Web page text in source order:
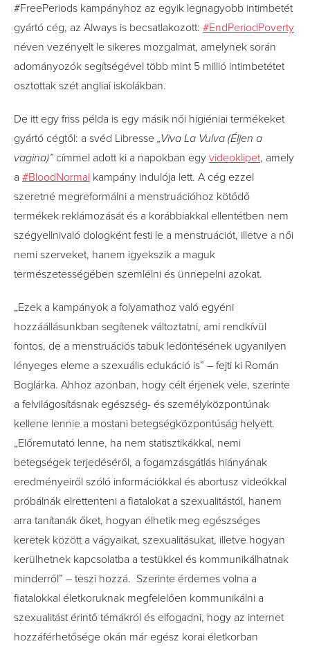
#FreePeriods kampányhoz az egyik legnagyobb intimbetét
gyártó cég, az Always is becsatlakozott: #EndPeriodPoverty
néven vezényelt le sikeres mozgalmat, amelynek során
adományozók segítségével több mint 5 millió intimbetétet
osztottak szét angliai iskolákban.
De itt egy friss példa is egy másik női higiéniai termékeket
gyártó cégtől: a svéd Libresse „Viva La Vulva (Éljen a
vagina)” címmel adott ki a napokban egy videoklipet, amely
a #BloodNormal kampány indulója lett. A cég ezzel
szeretné megreformálni a menstruációhoz kötődő
termékek reklámozását és a korábbiakkal ellentétben nem
szégyellnivaló dologként festi le a menstruációt, illetve a női
nemi szerveket, hanem igyekszik a maguk
természetességében szemlélni és ünnepelni azokat.
„Ezek a kampányok a folyamathoz való egyéni
hozzáállásunkban segítenek változtatni, ami rendkívül
fontos, de a menstruációs tabuk ledöntésének ugyanilyen
lényeges eleme a szexuális edukáció is” – fejti ki Román
Boglárka. Ahhoz azonban, hogy célt érjenek vele, szerinte
a felvilágosításnak egészség- és személyközpontúnak
kellene lennie a mostani betegségközpontúság helyett.
„Előremutató lenne, ha nem statisztikákkal, nemi
betegségek terjedéséről, a fogamzásgátlás hiányának
eredményeiről szóló információkkal és abortusz videókkal
próbálnák elrettenteni a fiatalokat a szexualitástól, hanem
arra tanítanák őket, hogyan élhetik meg egészséges
keretek között a vágyaikat, szexualitásukat, illetve hogyan
kerülhetnek kapcsolatba a testükkel és kommunikálhatnak
minderről” – teszi hozzá. Szerinte érdemes volna a
fiatalokkal életkoruknak megfelelően kommunikálni a
szexualitást érintő témákról és elfogadni, hogy az internet
hozzáférhetősége okán már egész korai életkorban